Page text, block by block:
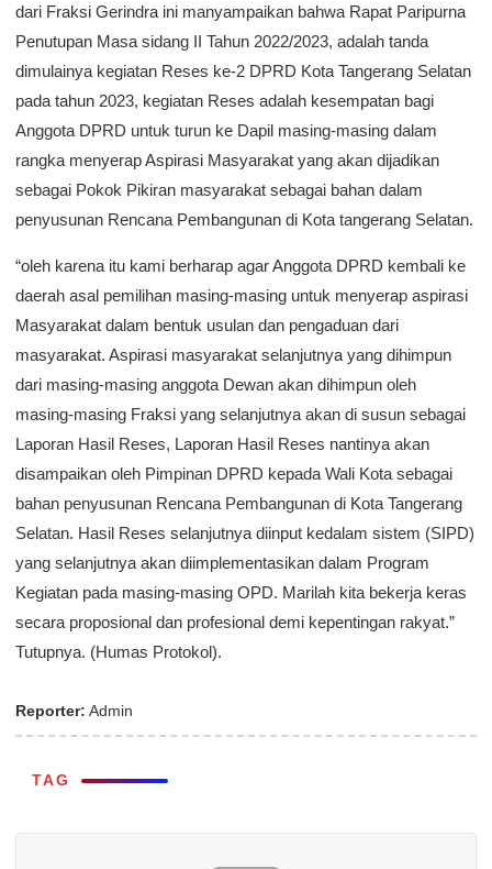
dari Fraksi Gerindra ini manyampaikan bahwa Rapat Paripurna
Penutupan Masa sidang II Tahun 2022/2023, adalah tanda
dimulainya kegiatan Reses ke-2 DPRD Kota Tangerang Selatan
pada tahun 2023, kegiatan Reses adalah kesempatan bagi
Anggota DPRD untuk turun ke Dapil masing-masing dalam
rangka menyerap Aspirasi Masyarakat yang akan dijadikan
sebagai Pokok Pikiran masyarakat sebagai bahan dalam
penyusunan Rencana Pembangunan di Kota tangerang Selatan.
“oleh karena itu kami berharap agar Anggota DPRD kembali ke
daerah asal pemilihan masing-masing untuk menyerap aspirasi
Masyarakat dalam bentuk usulan dan pengaduan dari
masyarakat. Aspirasi masyarakat selanjutnya yang dihimpun
dari masing-masing anggota Dewan akan dihimpun oleh
masing-masing Fraksi yang selanjutnya akan di susun sebagai
Laporan Hasil Reses, Laporan Hasil Reses nantinya akan
disampaikan oleh Pimpinan DPRD kepada Wali Kota sebagai
bahan penyusunan Rencana Pembangunan di Kota Tangerang
Selatan. Hasil Reses selanjutnya diinput kedalam sistem (SIPD)
yang selanjutnya akan diimplementasikan dalam Program
Kegiatan pada masing-masing OPD. Marilah kita bekerja keras
secara proposional dan profesional demi kepentingan rakyat.”
Tutupnya. (Humas Protokol).
Reporter: Admin
TAG